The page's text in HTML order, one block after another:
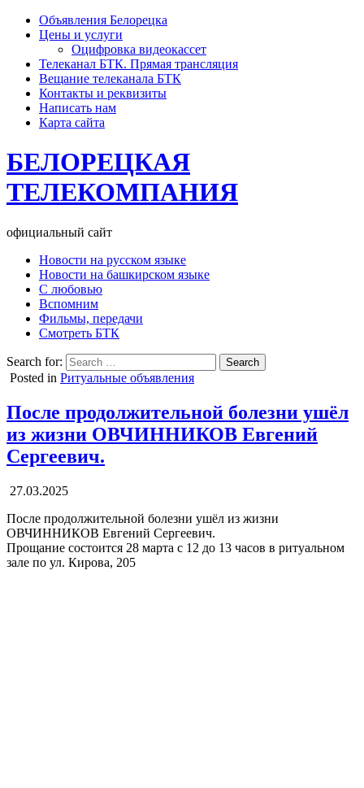
Объявления Белорецка
Цены и услуги
Оцифровка видеокассет
Телеканал БТК. Прямая трансляция
Вещание телеканала БТК
Контакты и реквизиты
Написать нам
Карта сайта
БЕЛОРЕЦКАЯ
ТЕЛЕКОМПАНИЯ
официальный сайт
Новости на русском языке
Новости на башкирском языке
С любовью
Вспомним
Фильмы, передачи
Смотреть БТК
Search for:
Posted in Ритуальные объявления
После продолжительной болезни ушёл
из жизни ОВЧИННИКОВ Евгений
Сергеевич.
27.03.2025
После продолжительной болезни ушёл из жизни
ОВЧИННИКОВ Евгений Сергеевич.
Прощание состоится 28 марта с 12 до 13 часов в ритуальном
зале по ул. Кирова, 205